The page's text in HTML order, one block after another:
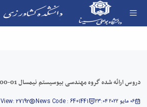
دروس ارائه شده گروه مهندسی بیوسیستم نیمسال 01-1400
٠٦ مايو ٢٠٢٢ ٢٣:٠٤ News Code : 6401441
View: 27192